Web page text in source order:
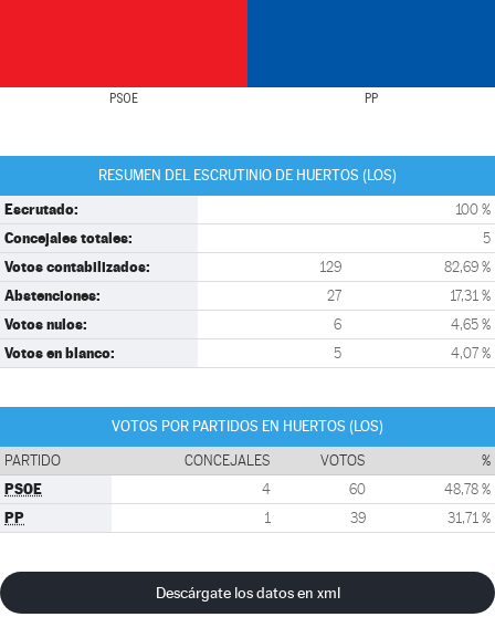
PSOE PP
RESUMEN DEL ESCRUTINIO DE HUERTOS (LOS)
Escrutado: 100 %
Concejales totales: 5
Votos contabilizados: 129 82,69 %
Abstenciones: 27 17,31 %
Votos nulos: 6 4,65 %
Votos en blanco: 5 4,07 %
VOTOS POR PARTIDOS EN HUERTOS (LOS)
PARTIDO CONCEJALES VOTOS %
PSOE 4 60 48,78 %
PP 1 39 31,71 %
Descárgate los datos en xml